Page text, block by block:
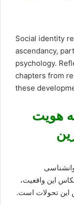
Social identity
ascendancy,
psychology.
chapters from
these
هویت
این واقعیت،
این تحولات است.